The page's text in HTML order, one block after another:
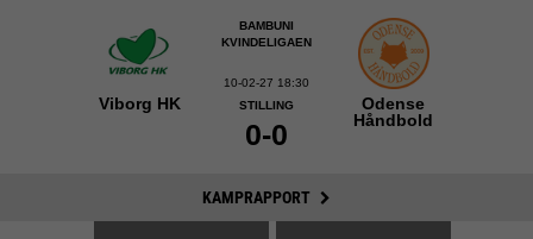
Viborg HK
BAMBUNI
KVINDELIGAEN
10-02-27 18:30
STILLING
0-0
Odense
Håndbold
KAMPRAPPORT